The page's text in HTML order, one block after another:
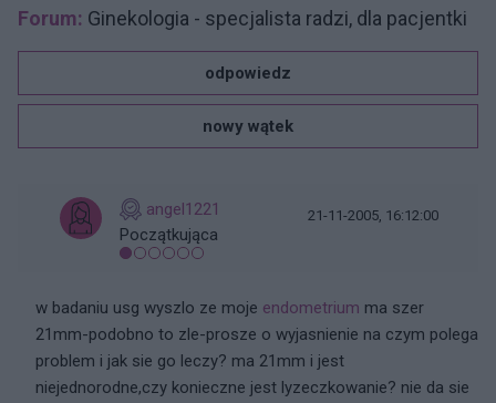
Forum: Ginekologia - specjalista radzi, dla pacjentki
odpowiedz
nowy wątek
angel1221
Początkująca
21-11-2005, 16:12:00
w badaniu usg wyszlo ze moje endometrium ma szer
21mm-podobno to zle-prosze o wyjasnienie na czym polega
problem i jak sie go leczy? ma 21mm i jest
niejednorodne,czy konieczne jest lyzeczkowanie? nie da sie